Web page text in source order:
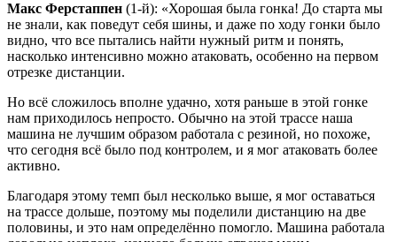
Макс Ферстаппен (1-й): «Хорошая была гонка! До старта мы
не знали, как поведут себя шины, и даже по ходу гонки было
видно, что все пытались найти нужный ритм и понять,
насколько интенсивно можно атаковать, особенно на первом
отрезке дистанции.
Но всё сложилось вполне удачно, хотя раньше в этой гонке
нам приходилось непросто. Обычно на этой трассе наша
машина не лучшим образом работала с резиной, но похоже,
что сегодня всё было под контролем, и я мог атаковать более
активно.
Благодаря этому темп был несколько выше, я мог оставаться
на трассе дольше, поэтому мы поделили дистанцию на две
половины, и это нам определённо помогло. Машина работала